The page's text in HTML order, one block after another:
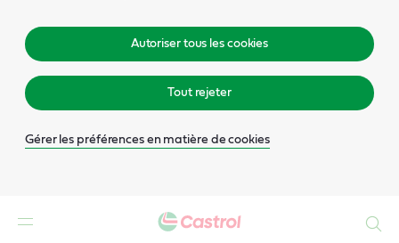
Autoriser tous les cookies
Tout rejeter
Gérer les préférences en matière de cookies